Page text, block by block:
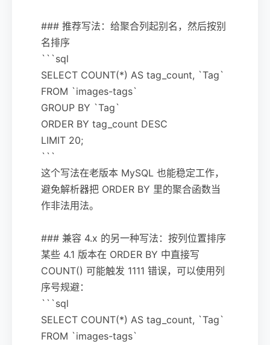
### 推荐写法：给聚合列起别名，然后按别
名排序
```sql
SELECT COUNT(*) AS tag_count, `Tag`
FROM `images-tags`
GROUP BY `Tag`
ORDER BY tag_count DESC
LIMIT 20;
```
这个写法在老版本 MySQL 也能稳定工作，
避免解析器把 ORDER BY 里的聚合函数当
作非法用法。
### 兼容 4.x 的另一种写法：按列位置排序
某些 4.1 版本在 ORDER BY 中直接写
COUNT() 可能触发 1111 错误，可以使用列
序号规避：
```sql
SELECT COUNT(*) AS tag_count, `Tag`
FROM `images-tags`